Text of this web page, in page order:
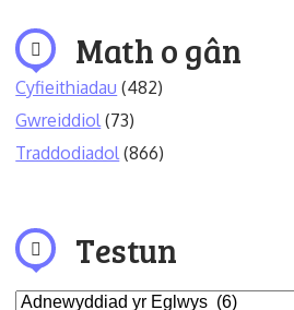
Math o gân
Cyfieithiadau (482)
Gwreiddiol (73)
Traddodiadol (866)
Testun